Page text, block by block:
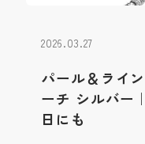
2026.03.27
パール＆ライ
ーチ シルバー
日にも